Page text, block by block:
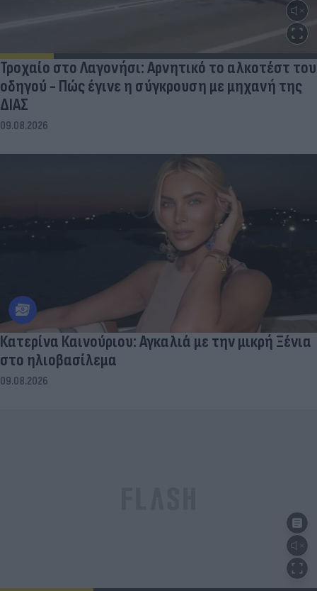
Τροχαίο στο Λαγονήσι: Αρνητικό το αλκοτέστ του
οδηγού - Πώς έγινε η σύγκρουση με μηχανή της
ΔΙΑΣ
09.08.2026
Κατερίνα Καινούριου: Αγκαλιά με την μικρή Ξένια
στο ηλιοβασίλεμα
09.08.2026